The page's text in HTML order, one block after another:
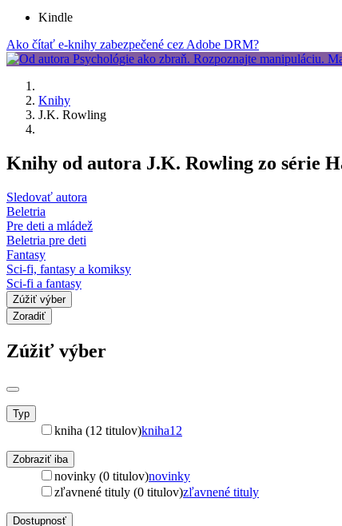
Kindle
Ako čítať e-knihy zabezpečené cez Adobe DRM?
Knihy
J.K. Rowling
Knihy od autora J.K. Rowling zo série
Sledovať autora
Beletria
Pre deti a mládež
Beletria pre deti
Fantasy
Sci-fi, fantasy a komiksy
Sci-fi a fantasy
Zúžiť výber
Zoradiť
Zúžiť výber
Typ
kniha (12 titulov)kniha12
Zobraziť iba
novinky (0 titulov)novinky
zľavnené tituly (0 titulov)zľavnené tituly
Dostupnosť